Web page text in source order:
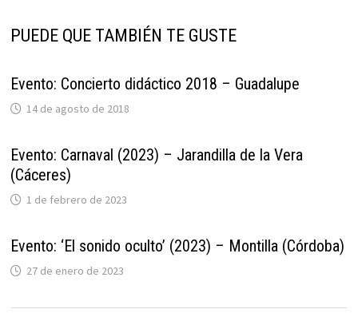
PUEDE QUE TAMBIÉN TE GUSTE
Evento: Concierto didáctico 2018 – Guadalupe
14 de agosto de 2018
Evento: Carnaval (2023) – Jarandilla de la Vera
(Cáceres)
1 de febrero de 2023
Evento: ‘El sonido oculto’ (2023) – Montilla (Córdoba)
27 de enero de 2023